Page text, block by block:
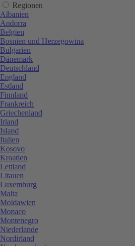
Regionen
Albanien
Andorra
Belgien
Bosnien und Herzegowina
Bulgarien
Dänemark
Deutschland
England
Estland
Finnland
Frankreich
Griechenland
Irland
Island
Italien
Kosovo
Kroatien
Lettland
Litauen
Luxemburg
Malta
Moldawien
Monaco
Montenegro
Niederlande
Nordirland